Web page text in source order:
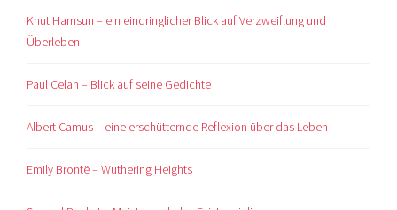
Knut Hamsun – ein eindringlicher Blick auf Verzweiflung und
Überleben
Paul Celan – Blick auf seine Gedichte
Albert Camus – eine erschütternde Reflexion über das Leben
Emily Brontë – Wuthering Heights